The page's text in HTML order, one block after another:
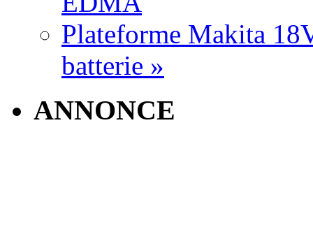
Plateforme Makita
batterie »
ANNONCE